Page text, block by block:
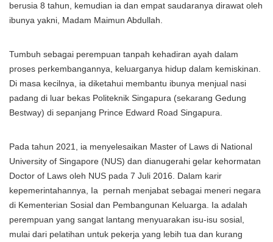
berusia 8 tahun, kemudian ia dan empat saudaranya dirawat oleh
ibunya yakni, Madam Maimun Abdullah.
Tumbuh sebagai perempuan tanpah kehadiran ayah dalam
proses perkembangannya, keluarganya hidup dalam kemiskinan.
Di masa kecilnya, ia diketahui membantu ibunya menjual nasi
padang di luar bekas Politeknik Singapura (sekarang Gedung
Bestway) di sepanjang Prince Edward Road Singapura.
Pada tahun 2021, ia menyelesaikan Master of Laws di National
University of Singapore (NUS) dan dianugerahi gelar kehormatan
Doctor of Laws oleh NUS pada 7 Juli 2016. Dalam karir
kepemerintahannya, Ia pernah menjabat sebagai meneri negara
di Kementerian Sosial dan Pembangunan Keluarga. Ia adalah
perempuan yang sangat lantang menyuarakan isu-isu sosial,
mulai dari pelatihan untuk pekerja yang lebih tua dan kurang